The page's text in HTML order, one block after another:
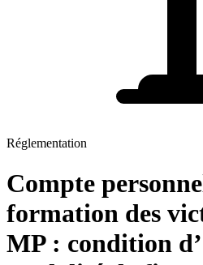
Réglementation
Compte
formation des
MP : condition